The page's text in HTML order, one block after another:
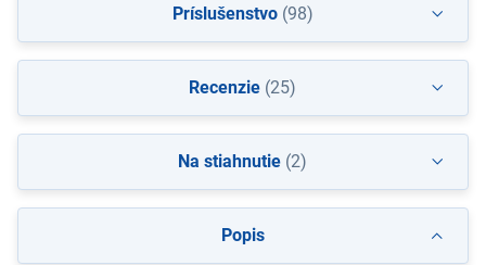
Popis
Príslušenstvo(98)
Recenzie (25)
Na stiahnutie (2)